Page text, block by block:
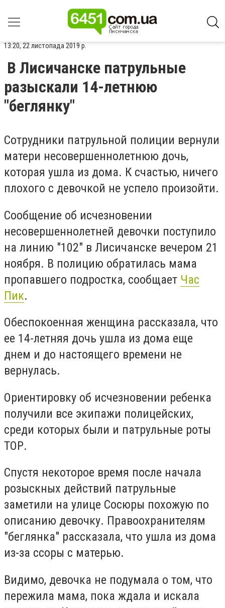
13:20, 22 листопада 2019 р.
В Лисичанске патрульные
разыскали 14-летнюю
"беглянку"
Cотрудники патрульной полиции вернули
матери несовершеннолетнюю дочь,
которая ушла из дома. К счастью, ничего
плохого с девочкой не успело произойти.
Сообщение об исчезновении
несовершеннолетней девочки поступило
на линию "102" в Лисичанске вечером 21
ноября. В полицию обратилась мама
пропавшего подростка, сообщает Час
Пик.
Обеспокоенная женщина рассказала, что
ее 14-летняя дочь ушла из дома еще
днем ​​и до настоящего времени не
вернулась.
Ориентировку об исчезновении ребенка
получили все экипажи полицейских,
среди которых были и патрульные роты
ТОР.
Спустя некоторое время после начала
розыскных действий патрульные
заметили на улице Сосюры похожую по
описанию девочку. Правоохранителям
"беглянка" рассказала, что ушла из дома
из-за ссоры с матерью.
Видимо, девочка не подумала о том, что
пережила мама, пока ждала и искала